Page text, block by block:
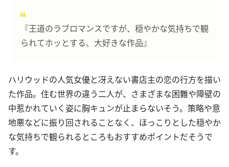
『王道のラブロマンスですが、穏やかな気持ちで観
られてホッとする、大好きな作品』
ハリウッドの人気女優と冴えない書店主の恋の行方を描い
た作品。住む世界の違う二人が、さまざまな困難や障壁の
中惹かれていく姿に胸キュンが止まらないそう。策略や意
地悪などに振り回されることなく、ほっこりとした穏やか
な気持ちで観られるところもおすすめポイントだそうで
す。